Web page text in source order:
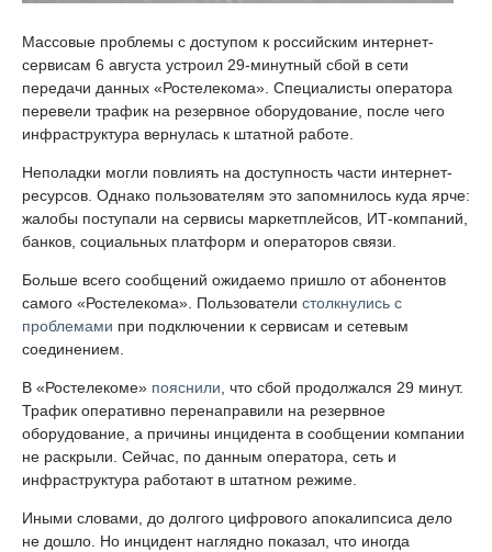
Массовые проблемы с доступом к российским интернет-
сервисам 6 августа устроил 29-минутный сбой в сети
передачи данных «Ростелекома». Специалисты оператора
перевели трафик на резервное оборудование, после чего
инфраструктура вернулась к штатной работе.
Неполадки могли повлиять на доступность части интернет-
ресурсов. Однако пользователям это запомнилось куда ярче:
жалобы поступали на сервисы маркетплейсов, ИТ-компаний,
банков, социальных платформ и операторов связи.
Больше всего сообщений ожидаемо пришло от абонентов
самого «Ростелекома». Пользователи столкнулись с
проблемами при подключении к сервисам и сетевым
соединением.
В «Ростелекоме» пояснили, что сбой продолжался 29 минут.
Трафик оперативно перенаправили на резервное
оборудование, а причины инцидента в сообщении компании
не раскрыли. Сейчас, по данным оператора, сеть и
инфраструктура работают в штатном режиме.
Иными словами, до долгого цифрового апокалипсиса дело
не дошло. Но инцидент наглядно показал, что иногда